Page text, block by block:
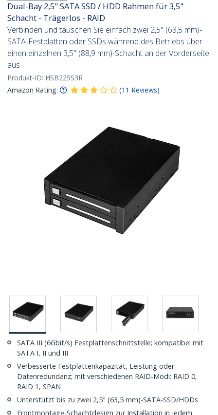
Dual-Bay 2,5" SATA SSD / HDD Rahmen für 3,5"
Schacht - Trägerlos - RAID
Verbinden und tauschen Sie einfach zwei 2,5" (63,5 mm)-
SATA-Festplatten oder SSDs während des Betriebs über
einen einzelnen 3,5" (88,9 mm)-Schacht an der Vorderseite
aus
Produkt-ID: HSB225S3R
Amazon Rating:
(11 Reviews)
SATA III (6Gbit/s) Festplattenschnittstelle; kompatibel mit
SATA I, II und III
Verbesserte Festplattenkapazität, Leistung oder
Datenredundanz; mit verschiedenen RAID-Modi: RAID 0,
RAID 1, SPAN
Unterstützt bis zu zwei 2,5" (63,5 mm)-SATA-SSD/HDDs
Frontmontage-Schachtdesign zur Installation in jedem